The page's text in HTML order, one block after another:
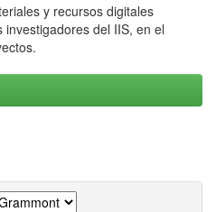
y recursos digitales
del IIS, en el